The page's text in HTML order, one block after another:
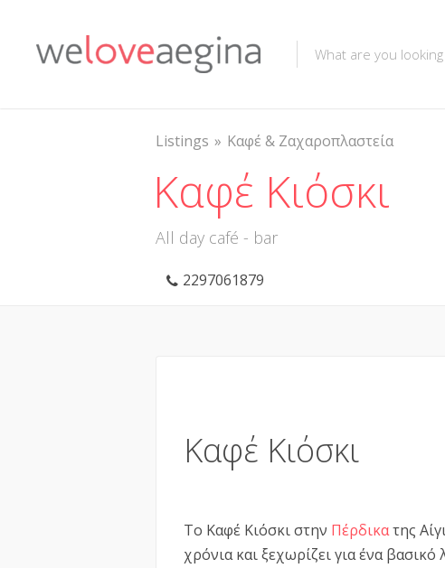
Listings Καφέ & Ζαχαροπλαστεία
Καφέ Κιόσκι
All day café - bar
2297061879
Καφέ Κιόσκι
Το Καφέ Κιόσκι στην Πέρδικατης
χρόνια και ξεχωρίζει για ένα